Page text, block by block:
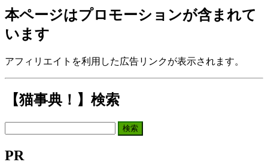
本ページはプロモーションが含まれて
います
アフィリエイトを利用した広告リンクが表示されます。
【猫事典！】検索
PR